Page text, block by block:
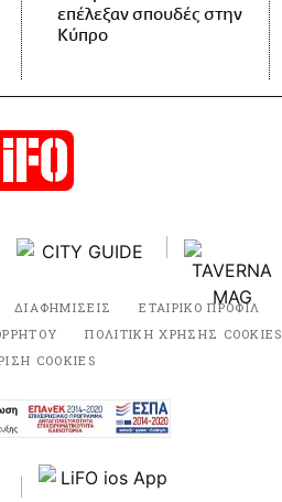
επέλεξαν σπουδές στην
Κύπρο
ΔΙΑΦΗΜΙΣΕΙΣ ΕΤΑΙΡΙΚΟ ΠΡΟΦΙΛ
ΠΟΛΙΤΙΚΗ ΧΡΗΣΗΣ COOKIES
COOKIES